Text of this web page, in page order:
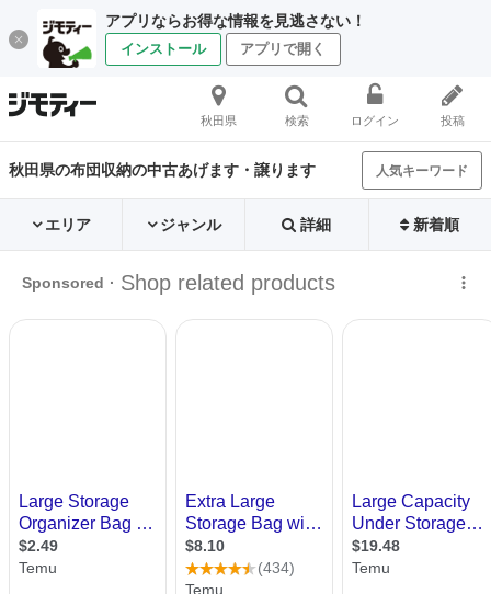
アプリならお得な情報を見逃さない！
インストール アプリで開く
秋田県 検索 ログイン 投稿
秋田県の布団収納の中古あげます・譲ります 人気キーワード
エリア ジャンル 詳細 新着順